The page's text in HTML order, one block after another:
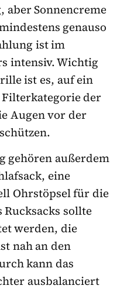
aber Sonnencreme
genauso
ist im
intensiv. Wichtig
ist es, auf ein
der
Augen vor der
gehören außerdem
eine
Ohrstöpsel für die
Rucksacks sollte
werden, die
nah an den
kann das
ausbalanciert